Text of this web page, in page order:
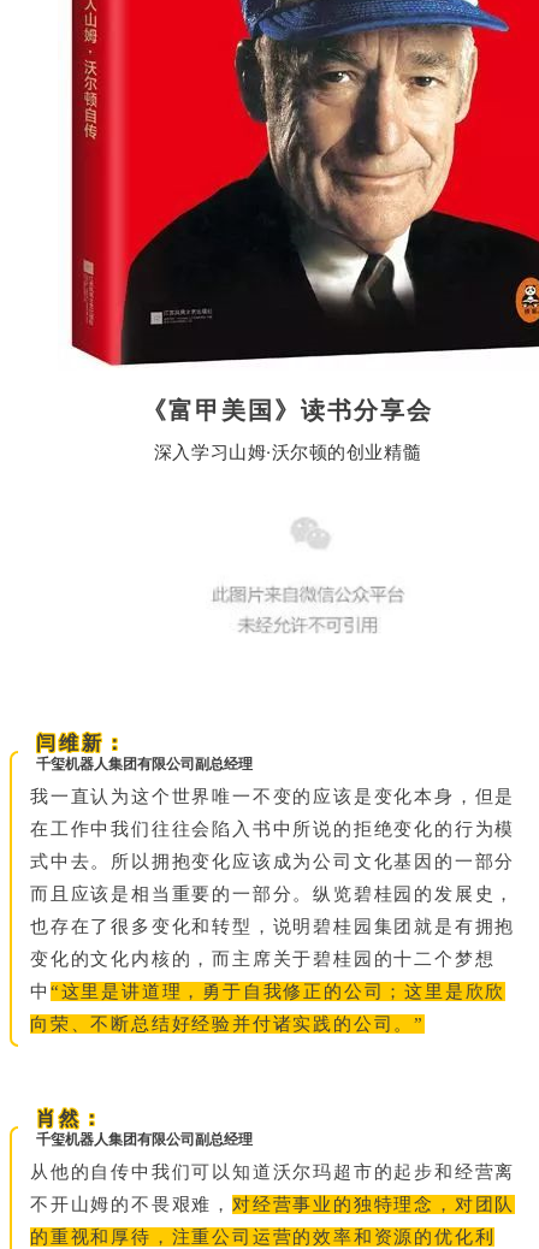
《富甲美国》读书分享会
深入学习山姆·沃尔顿的创业精髓
闫维新：
千玺机器人集团有限公司副总经理
我一直认为这个世界唯一不变的应该是变化本身，但是
在工作中我们往往会陷入书中所说的拒绝变化的行为模
式中去。所以拥抱变化应该成为公司文化基因的一部分
而且应该是相当重要的一部分。纵览碧桂园的发展史，
也存在了很多变化和转型，说明碧桂园集团就是有拥抱
变化的文化内核的，而主席关于碧桂园的十二个梦想
中 “这里是讲道理，勇于自我修正的公司；这里是欣欣
向荣、不断总结好经验并付诸实践的公司。”
肖然：
千玺机器人集团有限公司副总经理
从他的自传中我们可以知道沃尔玛超市的起步和经营离
不开山姆的不畏艰难， 对经营事业的独特理念，对团队
的重视和厚待，注重公司运营的效率和资源的优化利